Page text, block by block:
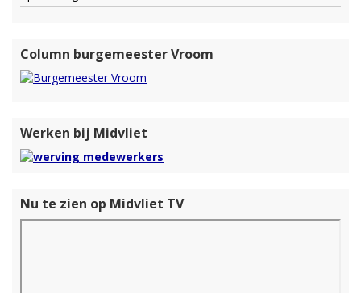
Column burgemeester Vroom
Werken bij Midvliet
Nu te zien op Midvliet TV